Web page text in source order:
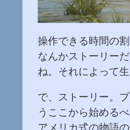
操作できる時間の
なんかストーリー
ね。それによって
で、ストーリー。
うここから始める
アメリカ式の物語